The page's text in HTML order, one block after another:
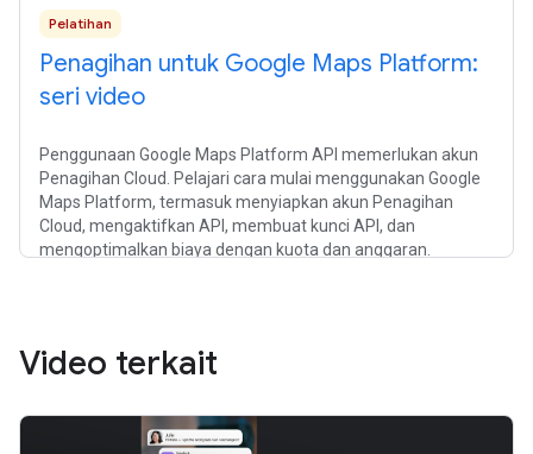
Pelatihan
Penagihan untuk Google Maps Platform:
seri video
Penggunaan Google Maps Platform API memerlukan akun
Penagihan Cloud. Pelajari cara mulai menggunakan Google
Maps Platform, termasuk menyiapkan akun Penagihan
Cloud, mengaktifkan API, membuat kunci API, dan
mengoptimalkan biaya dengan kuota dan anggaran.
Video terkait